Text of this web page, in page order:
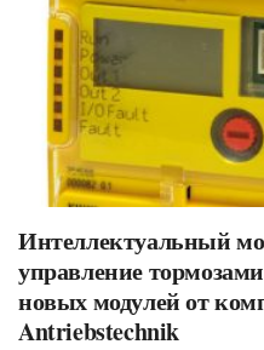
Интеллектуальный
управление
новых модулей от
Antriebstechnik